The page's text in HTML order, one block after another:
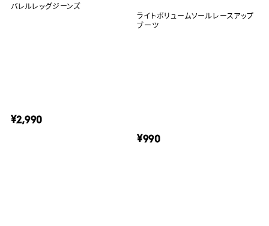
バレルレッグジーンズ
¥2,990
ライトボリュームソールレースアップ
ブーツ
¥990